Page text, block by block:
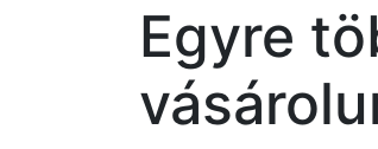
Egyre